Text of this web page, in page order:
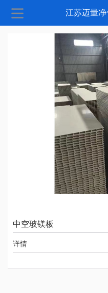
江苏迈量净
中空玻镁板
详情